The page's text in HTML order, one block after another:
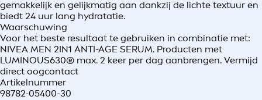
gemakkelijk en gelijkmatig aan dankzij de lichte textuur en
biedt 24 uur lang hydratatie.
Waarschuwing
Voor het beste resultaat te gebruiken in combinatie met:
NIVEA MEN 2IN1 ANTI-AGE SERUM. Producten met
LUMINOUS630® max. 2 keer per dag aanbrengen. Vermijd
direct oogcontact
Artikelnummer
98782-05400-30